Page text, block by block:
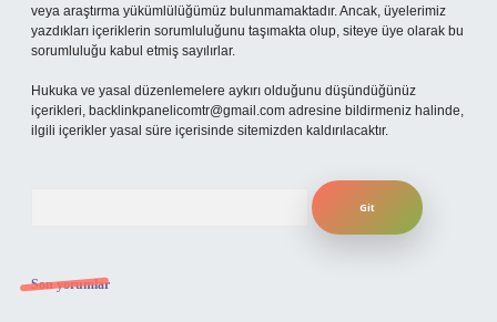
veya araştırma yükümlülüğümüz bulunmamaktadır. Ancak, üyelerimiz
yazdıkları içeriklerin sorumluluğunu taşımakta olup, siteye üye olarak bu
sorumluluğu kabul etmiş sayılırlar.
Hukuka ve yasal düzenlemelere aykırı olduğunu düşündüğünüz
içerikleri, backlinkpanelicomtr@gmail.com adresine bildirmeniz halinde,
ilgili içerikler yasal süre içerisinde sitemizden kaldırılacaktır.
Son yorumlar